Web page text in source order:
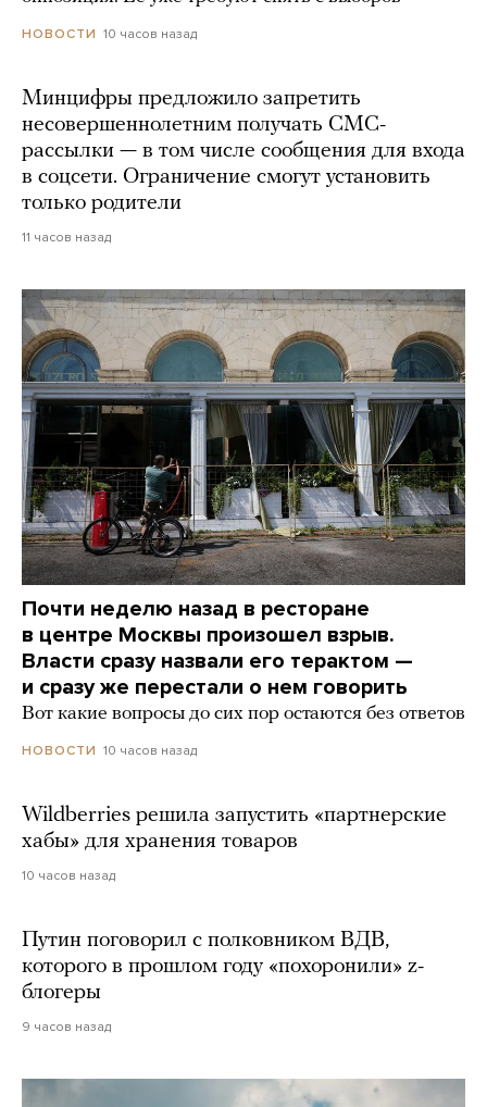
НОВОСТИ 10 часов назад
Минцифры предложило запретить
несовершеннолетним получать СМС-
рассылки — в том числе сообщения для входа
в соцсети. Ограничение смогут установить
только родители
11 часов назад
Почти неделю назад в ресторане
в центре Москвы произошел взрыв.
Власти сразу назвали его терактом —
и сразу же перестали о нем говорить
Вот какие вопросы до сих пор остаются без ответов
НОВОСТИ 10 часов назад
Wildberries решила запустить «партнерские
хабы» для хранения товаров
10 часов назад
Путин поговорил с полковником ВДВ,
которого в прошлом году «похоронили» z-
блогеры
9 часов назад